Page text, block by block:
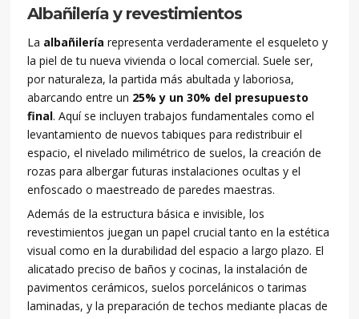
Albañilería y revestimientos
La albañilería representa verdaderamente el esqueleto y
la piel de tu nueva vivienda o local comercial. Suele ser,
por naturaleza, la partida más abultada y laboriosa,
abarcando entre un 25% y un 30% del presupuesto
final. Aquí se incluyen trabajos fundamentales como el
levantamiento de nuevos tabiques para redistribuir el
espacio, el nivelado milimétrico de suelos, la creación de
rozas para albergar futuras instalaciones ocultas y el
enfoscado o maestreado de paredes maestras.
Además de la estructura básica e invisible, los
revestimientos juegan un papel crucial tanto en la estética
visual como en la durabilidad del espacio a largo plazo. El
alicatado preciso de baños y cocinas, la instalación de
pavimentos cerámicos, suelos porcelánicos o tarimas
laminadas, y la preparación de techos mediante placas de